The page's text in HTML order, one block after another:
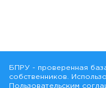
БПРУ - проверенная
собственников.
Пользовательским